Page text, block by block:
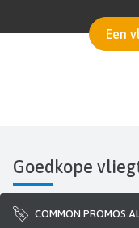
Een
Goedkope